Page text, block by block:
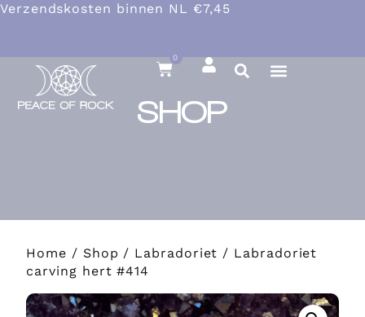
Verzendskosten binnen NL €7,45
0
SHOP
Home / Shop / Labradoriet / Labradoriet
carving hert #414